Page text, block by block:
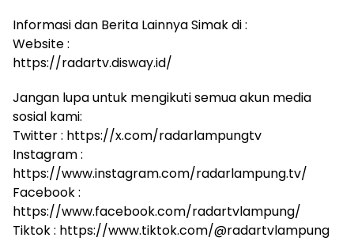
Informasi dan Berita Lainnya Simak di :
Website :
https://radartv.disway.id/
Jangan lupa untuk mengikuti semua akun media
sosial kami:
Twitter : https://x.com/radarlampungtv
Instagram :
https://www.instagram.com/radarlampung.tv/
Facebook :
https://www.facebook.com/radartvlampung/
Tiktok : https://www.tiktok.com/@radartvlampung